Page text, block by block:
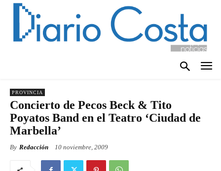
PROVINCIA
Concierto de Pecos Beck & Tito
Poyatos Band en el Teatro ‘Ciudad de
Marbella’
By Redacción 10 noviembre, 2009